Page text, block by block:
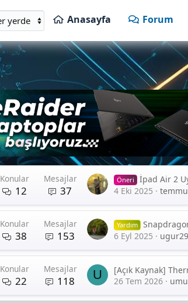
Anasayfa Forum
Konular
12
Mesajlar
37
Öneri
İpad Air 2
4 Eki 2025
Konular
38
Mesajlar
153
Yardım
6 Eyl 2025
ugur29
Konular
22
Mesajlar
118 U
26 Tem 2026